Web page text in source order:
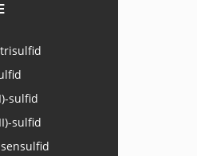
sulfid
sulfid